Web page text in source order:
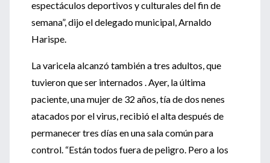
espectáculos deportivos y culturales del fin de
semana”, dijo el delegado municipal, Arnaldo
Harispe.
La varicela alcanzó también a tres adultos, que
tuvieron que ser internados . Ayer, la última
paciente, una mujer de 32 años, tía de dos nenes
atacados por el virus, recibió el alta después de
permanecer tres días en una sala común para
control. “Están todos fuera de peligro. Pero a los